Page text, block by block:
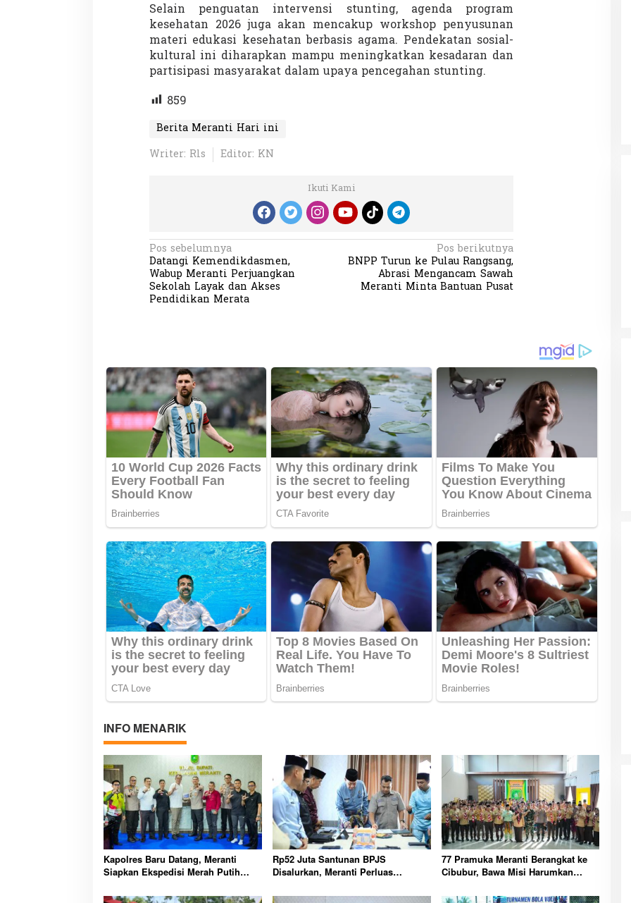
Selain penguatan intervensi stunting, agenda program
kesehatan 2026 juga akan mencakup workshop penyusunan
materi edukasi kesehatan berbasis agama. Pendekatan sosial-
kultural ini diharapkan mampu meningkatkan kesadaran dan
partisipasi masyarakat dalam upaya pencegahan stunting.
859
Berita Meranti Hari ini
Writer: Rls
Editor: KN
Ikuti Kami
N
a
v
s
i
p
o
s
Pos sebelumnya
Datangi Kemendikdasmen,
Wabup Meranti Perjuangkan
Sekolah Layak dan Akses
Pendidikan Merata
Pos berikutnya
BNPP Turun ke Pulau Rangsang,
Abrasi Mengancam Sawah
Meranti Minta Bantuan Pusat
INFO MENARIK
Kapolres Baru Datang, Meranti
Siapkan Ekspedisi Merah Putih
Rp52 Juta Santunan BPJS
Disalurkan, Meranti Perluas
77 Pramuka Meranti Berangkat ke
Cibubur, Bawa Misi Harumkan
Partisipasi Pemuda dalam
Pelayanan Sukarela Internasional
Eksplore Meranti – Yok ke Meranti